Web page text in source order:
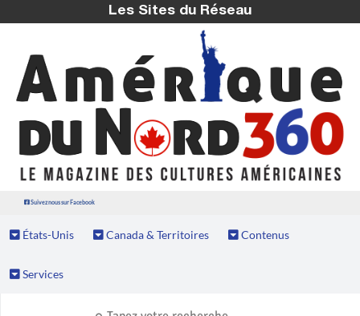
Les Sites du Réseau
Suivez nous sur Facebook
États-Unis Canada & Territoires Contenus
Services